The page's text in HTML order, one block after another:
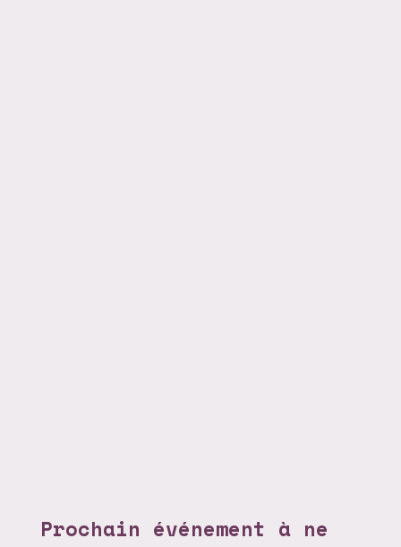
Prochain événement à ne